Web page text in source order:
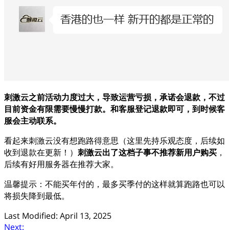
刺激云之前活动力度过大，导致运营亏损，承诺会退款，不过
目前资金有限需要慢慢打款。和客服登记退款即可，到时候客
服会主动联系。
看起来刺激云没有想跑路得意思（这里先持乐观态度，后续如
收到退款在更新！） 刺激云出了这档子事不推荐新用户购买 ，
后续有好用服务器在推荐大家。
温馨提示：不能买年付的，最多买季付的这样就算跑路也可以
将损失降到最低。
Last Modified: April 13, 2025
Next: